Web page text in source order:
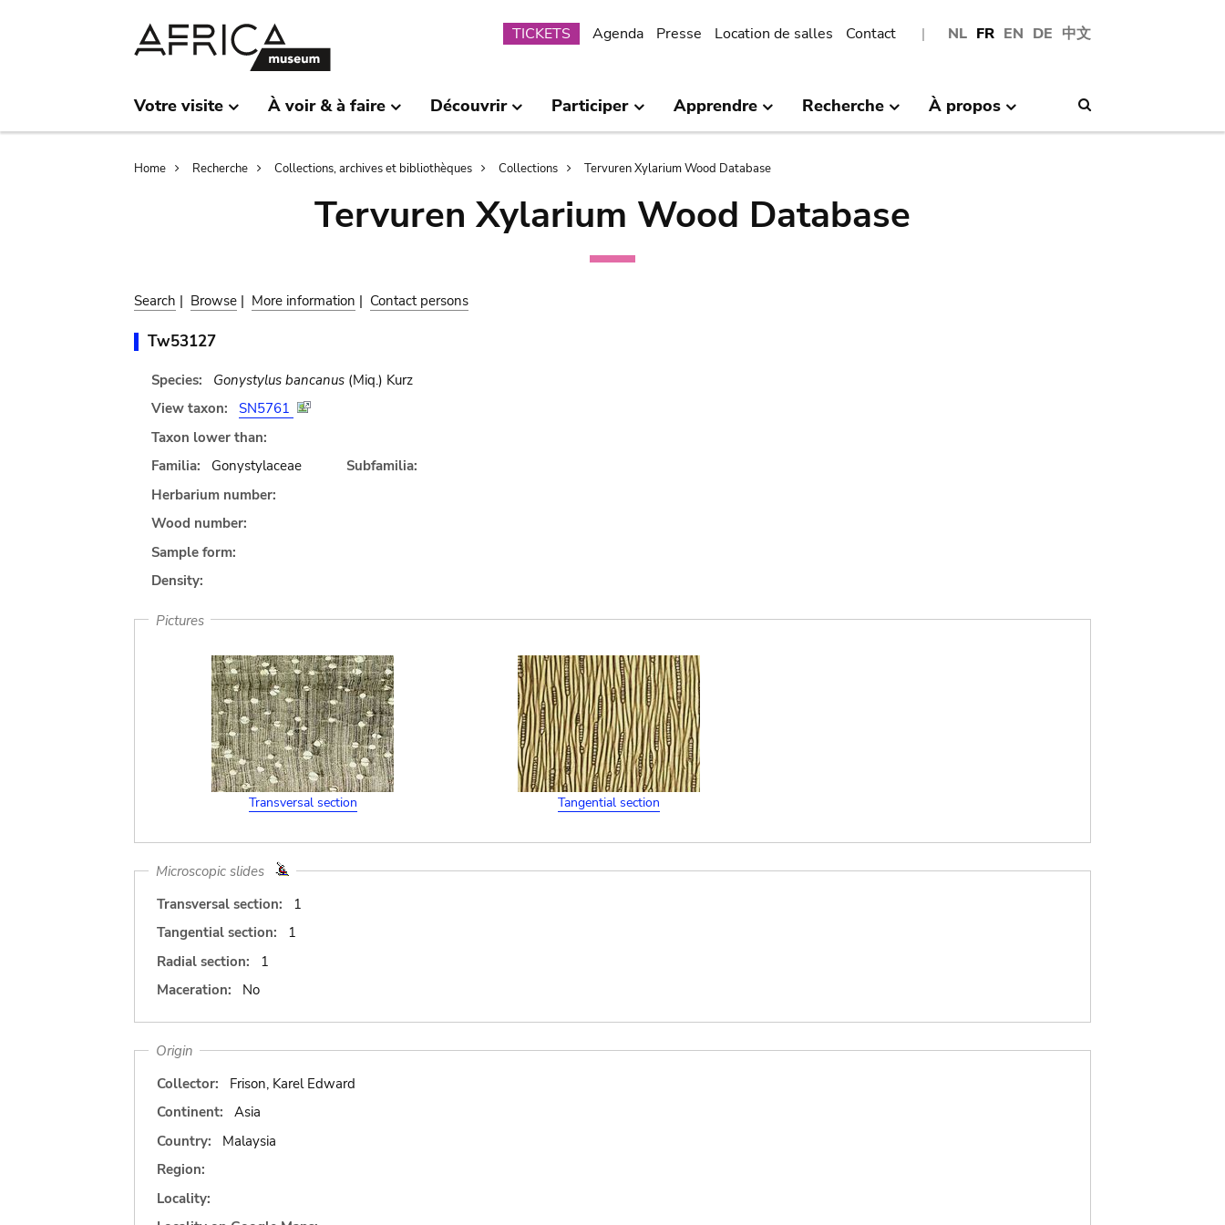
NL FR EN DE 中文
Submenu
TICKETS Agenda Presse Location de salles Contact
Votre visite À voir & à faire Découvrir Participer Apprendre Recherche À propos
Breadcrumb
Home Recherche Collections, archives et bibliothèques Collections Tervuren Xylarium Wood Database
Tervuren Xylarium Wood Database
Search | Browse | More information | Contact persons
Tw53127
Species: Gonystylus bancanus(Miq.) Kurz
View taxon:
SN5761
Taxon lower than:
Familia:
Gonystylaceae
Subfamilia:
Herbarium number:
Wood number:
Sample form:
Density:
Pictures
Transversal section Tangential section
Microscopic slides
Transversal section:
1
Tangential section:
1
Radial section:
1
Maceration:
No
Origin
Collector:
Frison, Karel Edward
Continent:
Asia
Country:
Malaysia
Region:
Locality: